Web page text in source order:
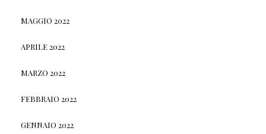
MAGGIO 2022
APRILE 2022
MARZO 2022
FEBBRAIO 2022
GENNAIO 2022